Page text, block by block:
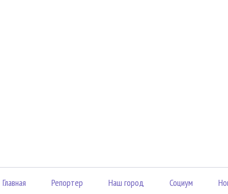
Главная Репортер Наш город Социум